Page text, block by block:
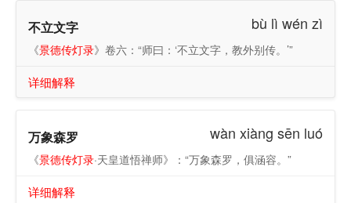
不立文字 bù lì wén zì
《景德传灯录》卷六：“师曰：‘不立文字，教外别传。’”
详细解释
万象森罗 wàn xiàng sēn luó
《景德传灯录·天皇道悟禅师》：“万象森罗，俱涵容。”
详细解释